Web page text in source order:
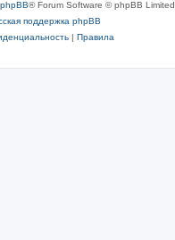
phpBB® Forum Software © phpBB Limited
поддержка phpBB
| Правила